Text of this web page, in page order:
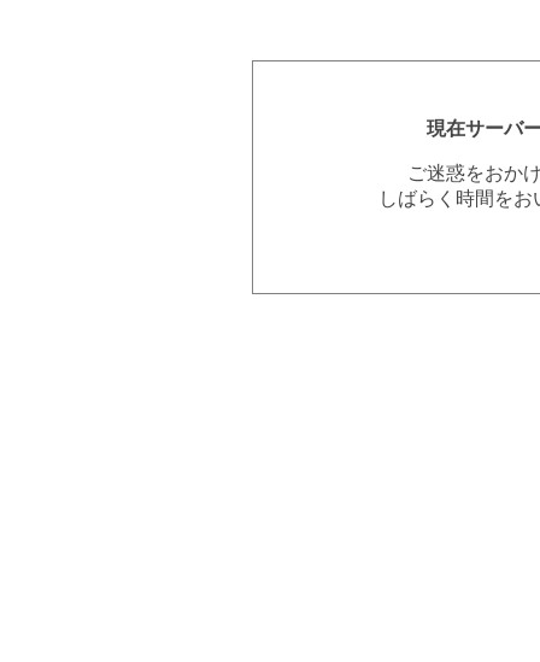
現在サーバ
ご迷惑をおか
しばらく時間を